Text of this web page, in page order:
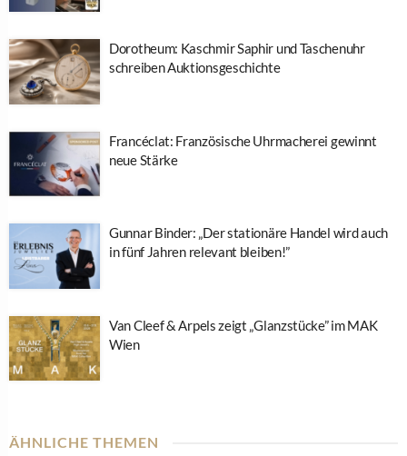
Dorotheum: Kaschmir Saphir und Taschenuhr
schreiben Auktionsgeschichte
Francéclat: Französische Uhrmacherei gewinnt
neue Stärke
Gunnar Binder: „Der stationäre Handel wird auch
in fünf Jahren relevant bleiben!”
Van Cleef & Arpels zeigt „Glanzstücke” im MAK
Wien
ÄHNLICHE THEMEN